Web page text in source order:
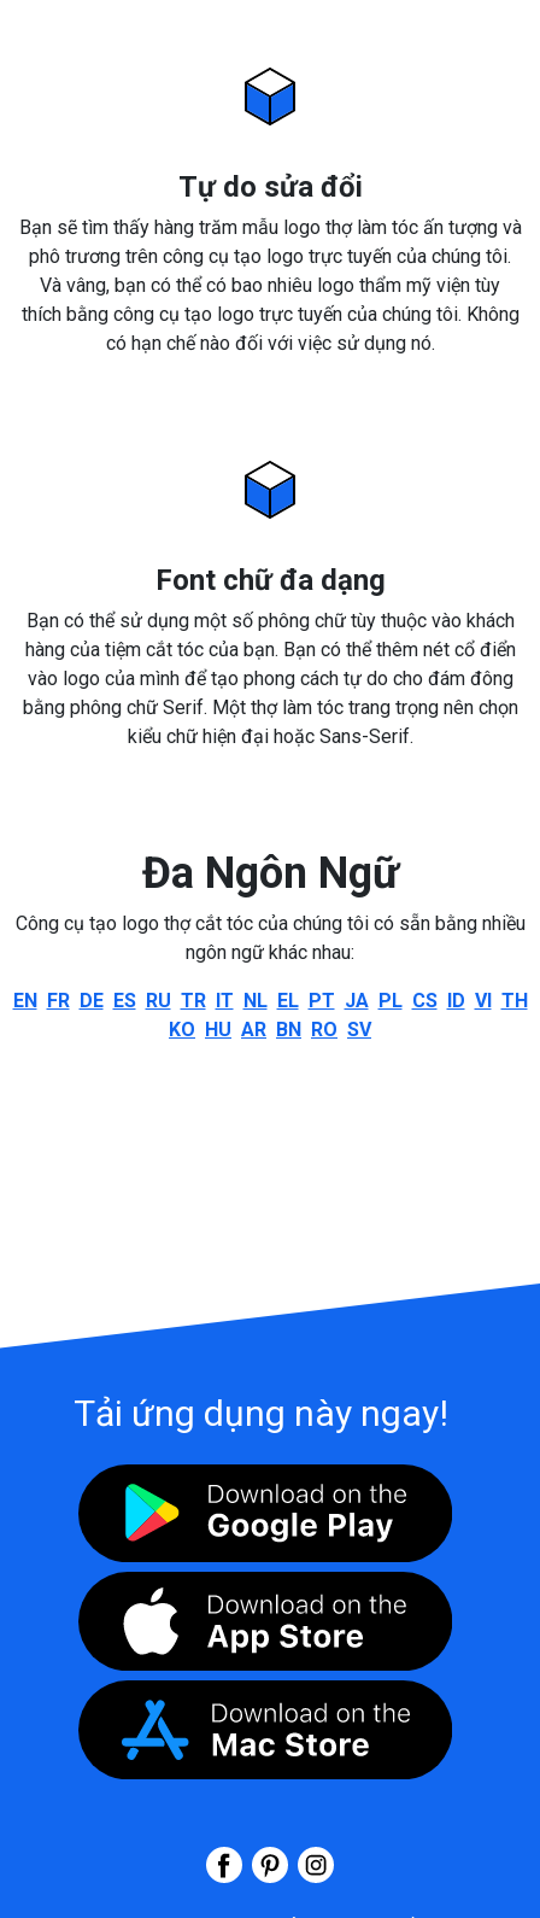
Tự do sửa đổi
Bạn sẽ tìm thấy hàng trăm mẫu logo thợ làm tóc ấn tượng và
phô trương trên công cụ tạo logo trực tuyến của chúng tôi.
Và vâng, bạn có thể có bao nhiêu logo thẩm mỹ viện tùy
thích bằng công cụ tạo logo trực tuyến của chúng tôi. Không
có hạn chế nào đối với việc sử dụng nó.
Font chữ đa dạng
Bạn có thể sử dụng một số phông chữ tùy thuộc vào khách
hàng của tiệm cắt tóc của bạn. Bạn có thể thêm nét cổ điển
vào logo của mình để tạo phong cách tự do cho đám đông
bằng phông chữ Serif. Một thợ làm tóc trang trọng nên chọn
kiểu chữ hiện đại hoặc Sans-Serif.
Đa Ngôn Ngữ
Công cụ tạo logo thợ cắt tóc của chúng tôi có sẵn bằng nhiều
ngôn ngữ khác nhau:
EN FR DE ES RU TR IT NL EL PT JA PL CS ID VI TH
KO HU AR BN RO SV
Tải ứng dụng này ngay!